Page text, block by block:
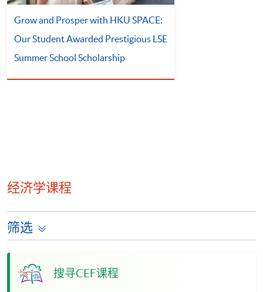
Grow and Prosper with HKU SPACE:
Our Student Awarded Prestigious LSE
Summer School Scholarship
经济学课程
筛选
搜寻CEF课程